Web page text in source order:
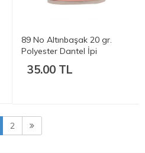
89 No Altınbaşak 20 gr.
Polyester Dantel İpi
35.00 TL
2